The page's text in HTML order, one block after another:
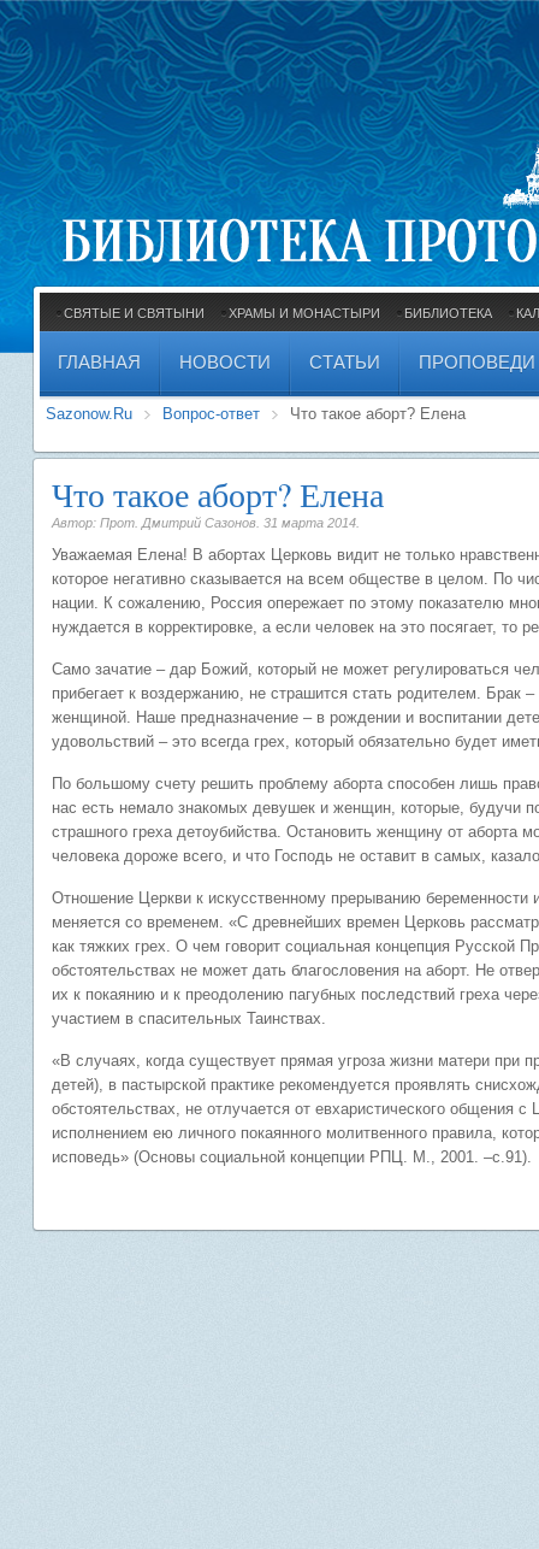
СВЯТЫЕ И СВЯТЫНИ ХРАМЫ И МОНАСТЫРИ БИБЛИОТЕКА
ГЛАВНАЯ НОВОСТИ СТАТЬИ ПРОПОВЕДИ
Sazonow.Ru Вопрос-ответ Что такое аборт? Елена
Что такое аборт? Елена
Автор: Прот. Дмитрий Сазонов. 31 марта 2014
Уважаемая Елена! В абортах Церковь видит не только
которое негативно сказывается на всем обществе в целом. По
нации. К сожалению, Россия опережает по этому показателю
нуждается в корректировке, а если человек на это посягает, то
Само зачатие – дар Божий, который не может регулироваться
прибегает к воздержанию, не страшится стать родителем.
женщиной. Наше предназначение – в рождении и воспитании
удовольствий – это всегда грех, который обязательно будет
По большому счету решить проблему аборта способен лишь
нас есть немало знакомых девушек и женщин, которые, будучи
страшного греха детоубийства. Остановить женщину от аборта
человека дороже всего, и что Господь не оставит в самых,
Отношение Церкви к искусственному прерыванию беременности
меняется со временем. «С древнейших времен Церковь
как тяжких грех. О чем говорит социальная концепция Русской
обстоятельствах не может дать благословения на аборт. Не
их к покаянию и к преодолению пагубных последствий греха
участием в спасительных Таинствах.
«В случаях, когда существует прямая угроза жизни матери при
детей), в пастырской практике рекомендуется проявлять
обстоятельствах, не отлучается от евхаристического общения
исполнением ею личного покаянного молитвенного правила,
исповедь» (Основы социальной концепции РПЦ. М., 2001. –с.91).